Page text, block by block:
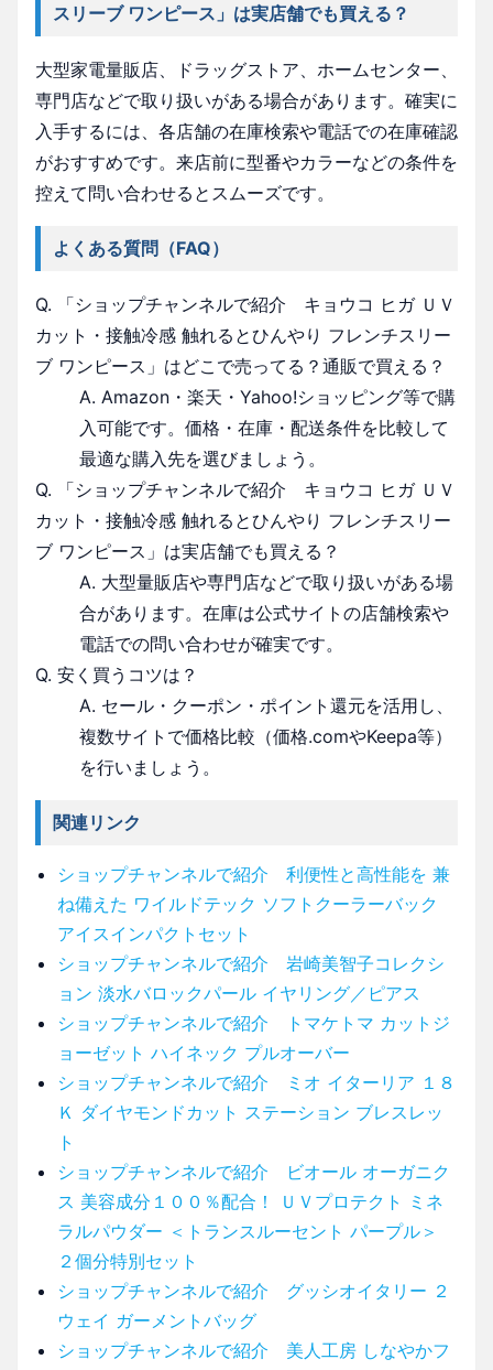
スリーブ ワンピース」は実店舗でも買える？
大型家電量販店、ドラッグストア、ホームセンター、
専門店などで取り扱いがある場合があります。確実に
入手するには、各店舗の在庫検索や電話での在庫確認
がおすすめです。来店前に型番やカラーなどの条件を
控えて問い合わせるとスムーズです。
よくある質問（FAQ）
Q. 「ショップチャンネルで紹介 キョウコ ヒガ ＵＶ
カット・接触冷感 触れるとひんやり フレンチスリー
ブ ワンピース」はどこで売ってる？通販で買える？
A. Amazon・楽天・Yahoo!ショッピング等で購
入可能です。価格・在庫・配送条件を比較して
最適な購入先を選びましょう。
Q. 「ショップチャンネルで紹介 キョウコ ヒガ ＵＶ
カット・接触冷感 触れるとひんやり フレンチスリー
ブ ワンピース」は実店舗でも買える？
A. 大型量販店や専門店などで取り扱いがある場
合があります。在庫は公式サイトの店舗検索や
電話での問い合わせが確実です。
Q. 安く買うコツは？
A. セール・クーポン・ポイント還元を活用し、
複数サイトで価格比較（価格.comやKeepa等）
を行いましょう。
関連リンク
ショップチャンネルで紹介 利便性と高性能を 兼
ね備えた ワイルドテック ソフトクーラーバック
アイスインパクトセット
ショップチャンネルで紹介 岩崎美智子コレクシ
ョン 淡水バロックパール イヤリング／ピアス
ショップチャンネルで紹介 トマケトマ カットジ
ョーゼット ハイネック プルオーバー
ショップチャンネルで紹介 ミオ イターリア １８
Ｋ ダイヤモンドカット ステーション ブレスレッ
ト
ショップチャンネルで紹介 ビオール オーガニク
ス 美容成分１００％配合！ ＵＶプロテクト ミネ
ラルパウダー ＜トランスルーセント パープル＞
２個分特別セット
ショップチャンネルで紹介 グッシオイタリー ２
ウェイ ガーメントバッグ
ショップチャンネルで紹介 美人工房 しなやかフ